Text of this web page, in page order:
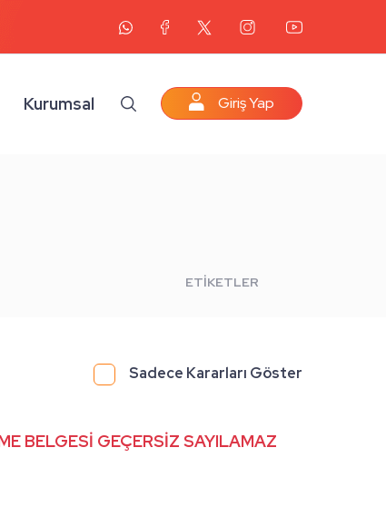
Kurumsal Giriş Yap
ETİKETLER
Sadece Kararları Göster
BELGESİ GEÇERSİZ SAYILAMAZ